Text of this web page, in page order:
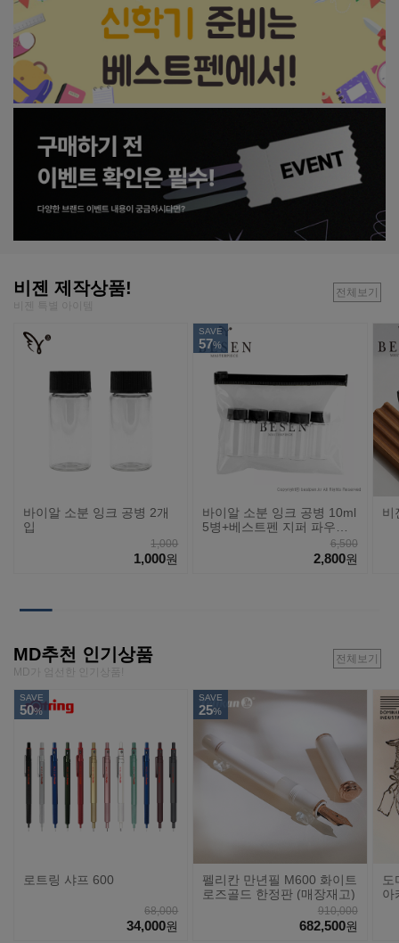
비젠 제작상품!
비젠 특별 아이템
전체보기
바이알 소분 잉크 공병 2개
입
1,000
1,000원
SAVE
57%
바이알 소분 잉크 공병 10ml
5병+베스트펜 지퍼 파우치
6,500
2,800원
비
MD추천 인기상품
MD가 엄선한 인기상품!
전체보기
SAVE
50%
로트링 샤프 600
68,000
34,000원
SAVE
25%
펠리칸 만년필 M600 화이트
로즈골드 한정판 (매장재고)
910,000
682,500원
도
아